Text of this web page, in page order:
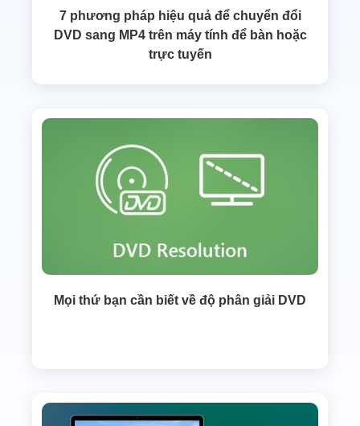
7 phương pháp hiệu quả để chuyển đổi
DVD sang MP4 trên máy tính để bàn hoặc
trực tuyến
Mọi thứ bạn cần biết về độ phân giải DVD